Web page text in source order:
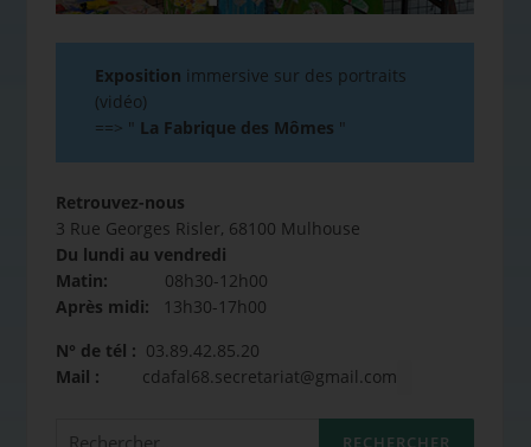
Exposition immersive sur des portraits
(vidéo)
==> " La Fabrique des Mômes "
Retrouvez-nous
3 Rue Georges Risler, 68100 Mulhouse
Du lundi au vendredi
Matin: 08h30-12h00
Après midi: 13h30-17h00
N° de tél : 03.89.42.85.20
Mail : cdafal68.secretariat@gmail.com